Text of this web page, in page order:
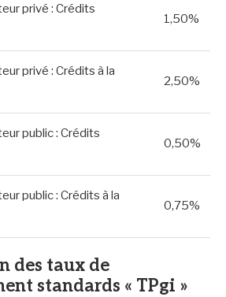
privé : Crédits
1,50%
privé : Crédits à la
2,50%
public : Crédits
0,50%
public : Crédits à la
0,75%
des taux de
standards « TPgi »